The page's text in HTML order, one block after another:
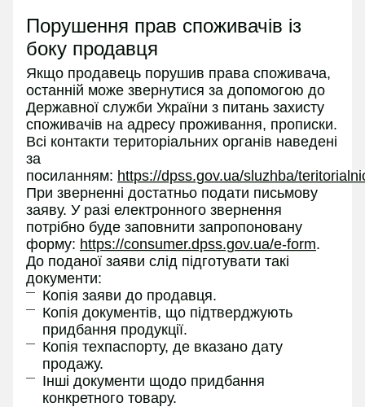
Порушення прав споживачів із
боку продавця
Якщо продавець порушив права споживача,
останній може звернутися за допомогою до
Державної служби України з питань захисту
споживачів на адресу проживання, прописки.
Всі контакти територіальних органів наведені
за
посиланням: https://dpss.gov.ua/sluzhba/
При зверненні достатньо подати письмову
заяву. У разі електронного звернення
потрібно буде заповнити запропоновану
форму: https://consumer.dpss.gov.ua/e-form.
До поданої заяви слід підготувати такі
документи:
Копія заяви до продавця.
Копія документів, що підтверджують
придбання продукції.
Копія техпаспорту, де вказано дату
продажу.
Інші документи щодо придбання
конкретного товару.